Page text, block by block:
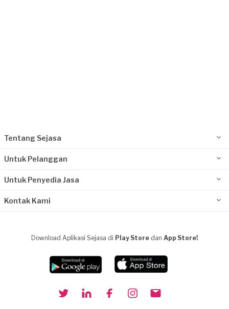
Tentang Sejasa
Untuk Pelanggan
Untuk Penyedia Jasa
Kontak Kami
Download Aplikasi Sejasa di Play Store dan App Store!